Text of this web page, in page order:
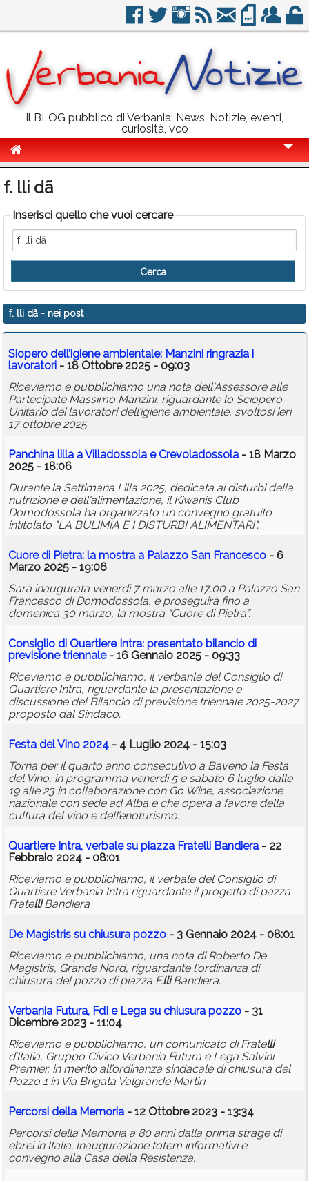
Il BLOG pubblico di Verbania: News, Notizie, eventi,
curiosità, vco
Politica
Sport
Eventi
Info Utili
Rubriche
Calendario
Annunci
f. lli dã
Inserisci quello che vuoi cercare
f. lli dã - nei post
Siopero dell’igiene ambientale: Manzini ringrazia i
lavoratori - 18 Ottobre 2025 - 09:03
Riceviamo e pubblichiamo una nota dell'Assessore alle
Partecipate Massimo Manzini, riguardante lo Sciopero
Unitario dei lavoratori dell’igiene ambientale, svoltosi ieri
17 ottobre 2025.
Panchina lilla a Villadossola e Crevoladossola - 18 Marzo
2025 - 18:06
Durante la Settimana Lilla 2025, dedicata ai disturbi della
nutrizione e dell'alimentazione, il Kiwanis Club
Domodossola ha organizzato un convegno gratuito
intitolato "LA BULIMIA E I DISTURBI ALIMENTARI".
Cuore di Pietra: la mostra a Palazzo San Francesco - 6
Marzo 2025 - 19:06
Sarà inaugurata venerdì 7 marzo alle 17:00 a Palazzo San
Francesco di Domodossola, e proseguirà fino a
domenica 30 marzo, la mostra “Cuore di Pietra”.
Consiglio di Quartiere Intra: presentato bilancio di
previsione triennale- 16 Gennaio 2025 - 09:33
Riceviamo e pubblichiamo, il verbanle del Consiglio di
Quartiere Intra, riguardante la presentazione e
discussione del Bilancio di previsione triennale 2025-2027
proposto dal Sindaco.
Festa del Vino 2024 - 4 Luglio 2024 - 15:03
Torna per il quarto anno consecutivo a Baveno la Festa
del Vino, in programma venerdì 5 e sabato 6 luglio dalle
19 alle 23 in collaborazione con Go Wine, associazione
nazionale con sede ad Alba e che opera a favore della
cultura del vino e dell’enoturismo.
Quartiere Intra, verbale su piazza Fratelli Bandiera - 22
Febbraio 2024 - 08:01
Riceviamo e pubblichiamo, il verbale del Consiglio di
Quartiere Verbania Intra riguardante il progetto di pazza
FratelliBandiera
De Magistris su chiusura pozzo - 3 Gennaio 2024 - 08:01
Riceviamo e pubblichiamo, una nota di Roberto De
Magistris, Grande Nord, riguardante l'ordinanza di
chiusura del pozzo di piazza F.lliBandiera.
Verbania Futura, FdI e Lega su chiusura pozzo - 31
Dicembre 2023 - 11:04
Riceviamo e pubblichiamo, un comunicato di Fratelli
d’Italia, Gruppo Civico Verbania Futura e Lega Salvini
Premier, in merito all’ordinanza sindacale di chiusura del
Pozzo 1 in Via Brigata Valgrande Martiri.
Percorsi della Memoria - 12 Ottobre 2023 - 13:34
Percorsi della Memoria a 80 anni dalla prima strage di
ebrei in Italia. Inaugurazione totem informativi e
convegno alla Casa della Resistenza.